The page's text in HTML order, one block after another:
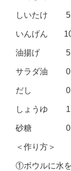
しいたけ 5
いんげん 10
油揚げ 5
サラダ油
だし 0.1
しょうゆ
砂糖 0.8
＜作り方＞
①ボウルに水を